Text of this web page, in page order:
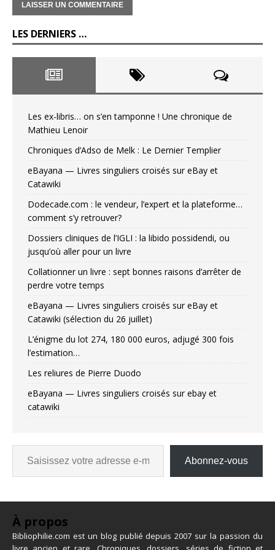
LES DERNIERS …
Les ex-libris… on s’en tamponne ! Une chronique de
Mathieu Lenoir
Chroniques d’Adso de Melk : Le Dernier Templier
eBayana — Livres singuliers croisés sur eBay et
Catawiki
Dodecade.com : le vendeur, l’expert et la plateforme…
comment s’y retrouver?
Dossiers cliniques de l’IGLI : la libido possidendi, ou
jusqu’où aller pour un livre
Collationner un livre : sept bonnes raisons d’arrêter de
perdre votre temps
eBayana — Livres singuliers croisés sur eBay et
Catawiki (sélection du 26 juillet)
L’énigme du lot 274, 180 000 euros, adjugé 300 fois
l’estimation…
Les reliures de Pierre Duodo
eBayana — Livres singuliers croisés sur ebay et
catawiki
Abonnez-vous
À propos
Bibliophilie.com est un blog publié depuis 2007 sur la passion du